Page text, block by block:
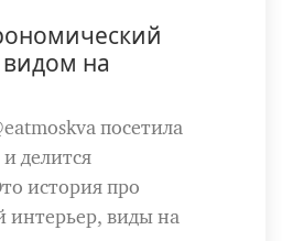
на
посетила
делится
история про
интерьер, виды на